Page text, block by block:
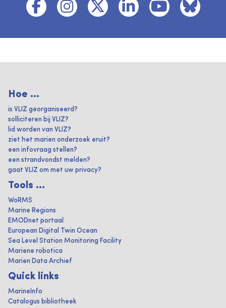
Hoe ...
is VLIZ georganiseerd?
solliciteren bij VLIZ?
lid worden van VLIZ?
ziet het marien onderzoek eruit?
een infovraag stellen?
een strandvondst melden?
gaat VLIZ om met uw privacy?
Tools ...
WoRMS
Marine Regions
EMODnet portaal
European Digital Twin Ocean
Sea Level Station Monitoring Facility
Mariene robotica
Marien Data Archief
Quick links
MarineInfo
Catalogus bibliotheek